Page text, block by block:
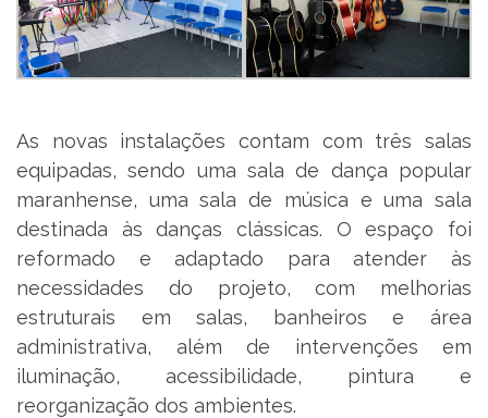
As novas instalações contam com três salas
equipadas, sendo uma sala de dança popular
maranhense, uma sala de música e uma sala
destinada às danças clássicas. O espaço foi
reformado e adaptado para atender às
necessidades do projeto, com melhorias
estruturais em salas, banheiros e área
administrativa, além de intervenções em
iluminação, acessibilidade, pintura e
reorganização dos ambientes.